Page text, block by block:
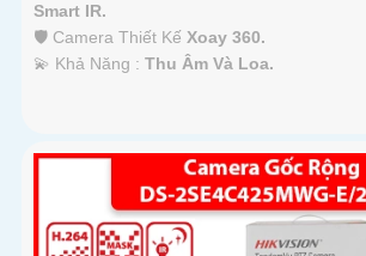
Smart IR.
🛡 Camera Thiết Kế Xoay 360.
️💫 Khả Năng : Thu Âm Và Loa.